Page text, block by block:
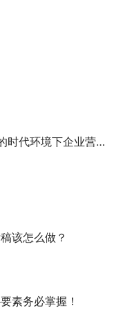
环境下企业营销推广
该怎么做？
素务必掌握！